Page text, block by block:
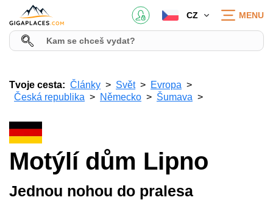
CZ MENU
Tvoje cesta: Články Svět
Evropa
Česká republika
Německo Šumava
Motýlí dům Lipno
Jednou nohou do pralesa